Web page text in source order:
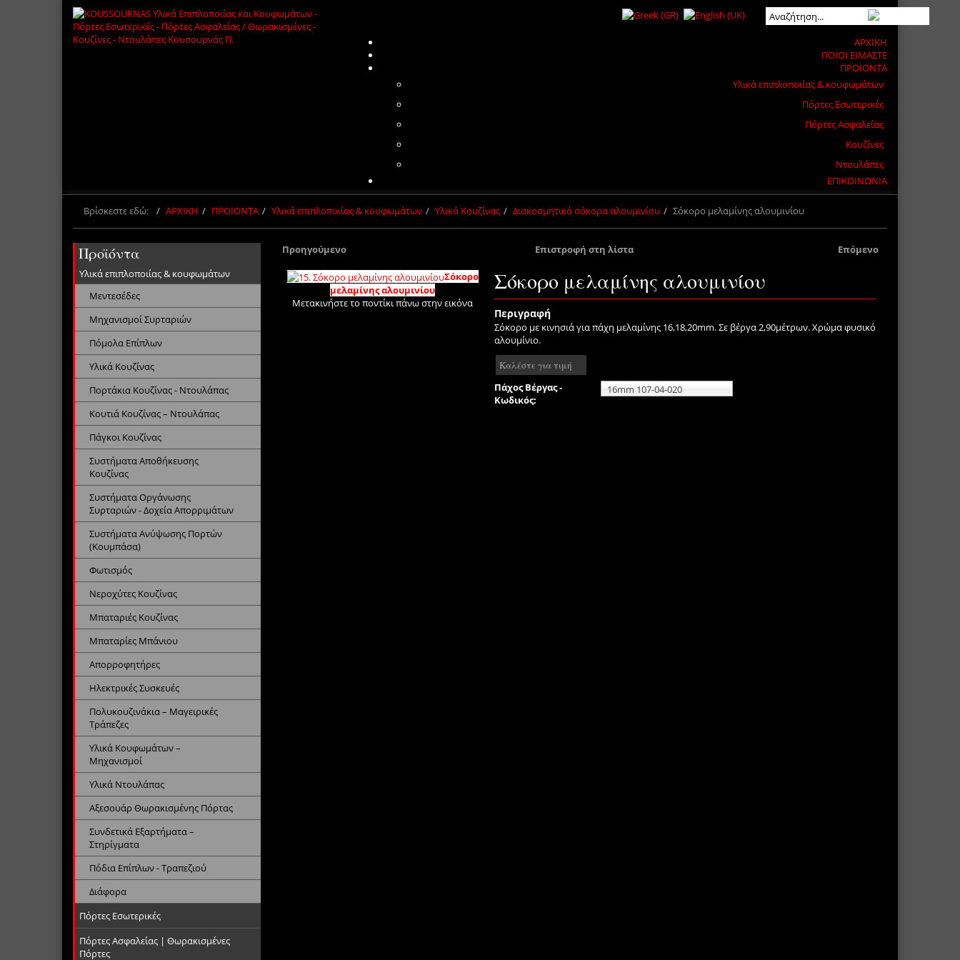
ΑΡΧΙΚΗ
ΠΟΙΟΙ ΕΙΜΑΣΤΕ
ΠΡΟΙΟΝΤΑ
Υλικά επιπλοποιίας & κουφωμάτων
Πόρτες Εσωτερικές
Πόρτες Ασφαλείας
Κουζίνες
Ντουλάπες
ΕΠΙΚΟΙΝΩΝΙΑ
Βρίσκεστε εδώ: ΑΡΧΙΚΗ ΠΡΟΙΟΝΤΑ Υλικά επιπλοποιίας & κουφωμάτων Υλικά Κουζίνας Διακοσμητικά σόκορα αλουμινίου Σόκορο μελαμίνης αλουμινίου
Προηγούμενο Επιστροφή στη λίστα Επόμενο
Σόκορο
μελαμίνης αλουμινίου
Μετακινήστε το ποντίκι πάνω στην εικόνα
Σόκορο μελαμίνης αλουμινίου
Περιγραφή
Σόκορο με κινησιά για πάχη μελαμίνης 16,18,20mm. Σε βέργα 2,90μέτρων. Χρώμα φυσικό
αλουμίνιο.
Καλέστε για τιμή
Πάχος Βέργας -
Κωδικός:
16mm 107-04-020
Προϊόντα
Υλικά επιπλοποιίας & κουφωμάτων
Μεντεσέδες
Μηχανισμοί Συρταριών
Πόμολα Επίπλων
Υλικά Κουζίνας
Πορτάκια Κουζίνας - Ντουλάπας
Κουτιά Κουζίνας – Ντουλάπας
Πάγκοι Κουζίνας
Συστήματα Αποθήκευσης
Κουζίνας
Συστήματα Οργάνωσης
Συρταριών - Δοχεία Απορριμάτων
Συστήματα Ανύψωσης Πορτών
(Κουμπάσα)
Φωτισμός
Νεροχύτες Κουζίνας
Μπαταριές Κουζίνας
Μπαταρίες Μπάνιου
Απορροφητήρες
Ηλεκτρικές Συσκευές
Πολυκουζινάκια – Μαγειρικές
Τράπεζες
Υλικά Κουφωμάτων –
Μηχανισμοί
Υλικά Ντουλάπας
Αξεσουάρ Θωρακισμένης Πόρτας
Συνδετικά Εξαρτήματα –
Στηρίγματα
Πόδια Επίπλων - Τραπεζιού
Διάφορα
Πόρτες Εσωτερικές
Πόρτες Ασφαλείας | Θωρακισμένες
Πόρτες